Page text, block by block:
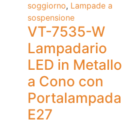
soggiorno, Lampade a
sospensione
VT-7535-W
Lampadario
LED in Metallo
a Cono con
Portalampada
E27